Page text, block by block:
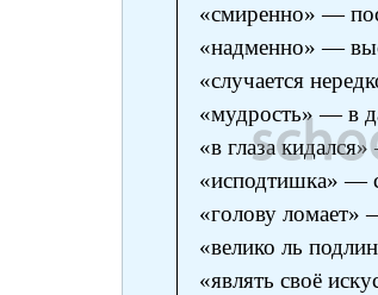
«смиренно» —
«надменно» —
«случается
«мудрость» — в
«в глаза
«исподтишка» —
«голову ломает»
«велико ль
«являть своё